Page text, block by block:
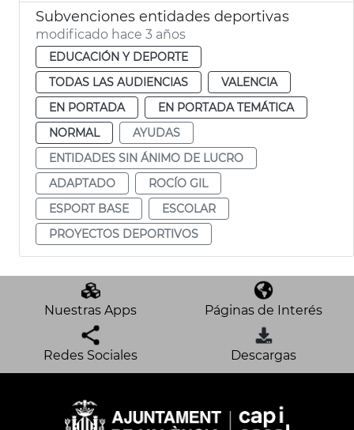
Subvenciones entidades deportivas
modificado hace 3 años
EDUCACIÓN Y DEPORTE
TODAS LAS AUDIENCIAS
VALENCIA
EN PORTADA
EN PORTADA TEMÁTICA
NORMAL
AYUDAS
ENTIDADES SIN ÁNIMO DE LUCRO
ADAPTADO
ROCÍO GIL
ESPORT BASE
ESCOLAR
PROYECTOS DEPORTIVOS
Nuestras Apps Páginas de Interés
Redes Sociales Descargas